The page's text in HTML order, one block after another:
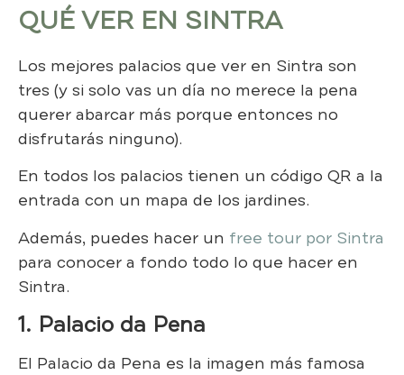
QUÉ VER EN SINTRA
Los mejores palacios que ver en Sintra son
tres (y si solo vas un día no merece la pena
querer abarcar más porque entonces no
disfrutarás ninguno).
En todos los palacios tienen un código QR a la
entrada con un mapa de los jardines.
Además, puedes hacer un free tour por Sintra
para conocer a fondo todo lo que hacer en
Sintra.
1. Palacio da Pena
El Palacio da Pena es la imagen más famosa